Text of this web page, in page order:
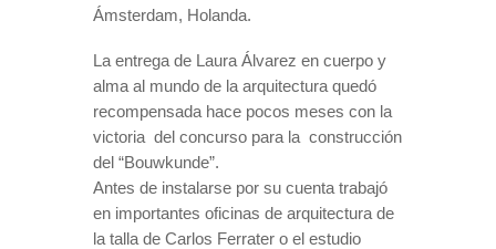
Ámsterdam, Holanda.
La entrega de Laura Álvarez en cuerpo y
alma al mundo de la arquitectura quedó
recompensada hace pocos meses con la
victoria del concurso para la construcción
del “Bouwkunde”.
Antes de instalarse por su cuenta trabajó
en importantes oficinas de arquitectura de
la talla de Carlos Ferrater o el estudio